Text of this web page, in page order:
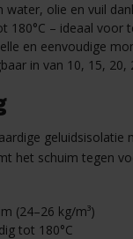
water, olie en vuil
180°C – ideaal voor
en eenvoudige
in van 10, 15,
geluidsisolatie
het schuim tegen
(24–26 kg/m³)
tot 180°C